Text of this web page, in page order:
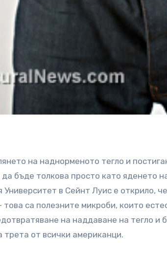
на наднорменото тегло и
бъде толкова просто като яденето
Университет в Сейнт Луис е открило,
това са полезните микроби, които
на наддаване на тегло и
трета от всички американци.